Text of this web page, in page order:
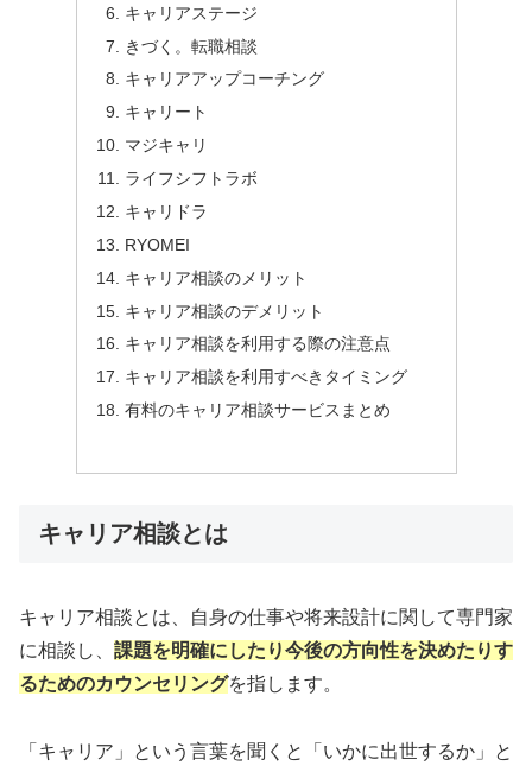
キャリアステージ
きづく。転職相談
キャリアアップコーチング
キャリート
マジキャリ
ライフシフトラボ
キャリドラ
RYOMEI
キャリア相談のメリット
キャリア相談のデメリット
キャリア相談を利用する際の注意点
キャリア相談を利用すべきタイミング
有料のキャリア相談サービスまとめ
キャリア相談とは
キャリア相談とは、自身の仕事や将来設計に関して専門家
に相談し、 課題を明確にしたり今後の方向性を決めたりす
るためのカウンセリングを指します。
「キャリア」という言葉を聞くと「いかに出世するか」と